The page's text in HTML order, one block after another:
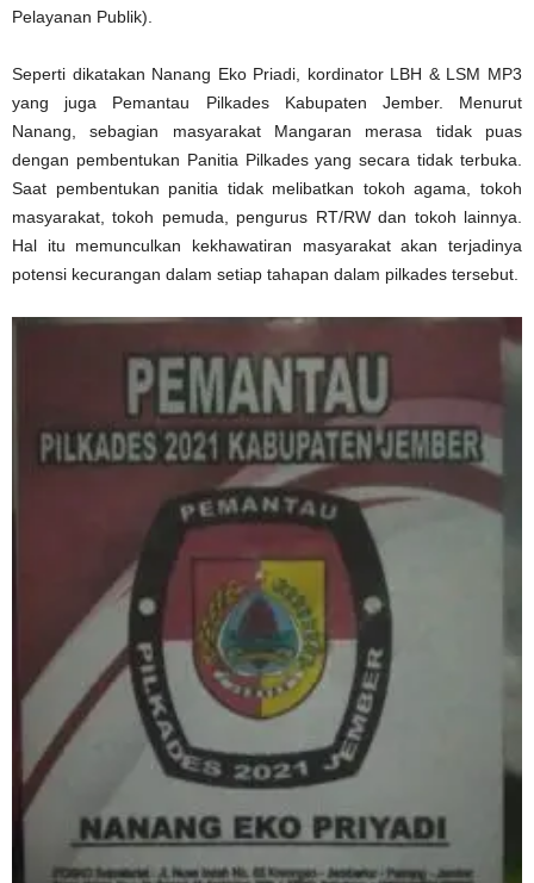
Pelayanan Publik).
Seperti dikatakan Nanang Eko Priadi, kordinator LBH & LSM MP3
yang juga Pemantau Pilkades Kabupaten Jember. Menurut
Nanang, sebagian masyarakat Mangaran merasa tidak puas
dengan pembentukan Panitia Pilkades yang secara tidak terbuka.
Saat pembentukan panitia tidak melibatkan tokoh agama, tokoh
masyarakat, tokoh pemuda, pengurus RT/RW dan tokoh lainnya.
Hal itu memunculkan kekhawatiran masyarakat akan terjadinya
potensi kecurangan dalam setiap tahapan dalam pilkades tersebut.